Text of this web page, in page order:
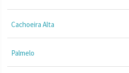
Cachoeira Alta
Palmelo